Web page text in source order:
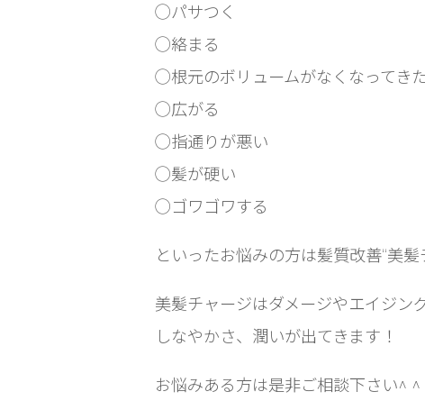
◯パサつく
◯絡まる
◯根元のボリュームがなくなってき
◯広がる
◯指通りが悪い
◯髪が硬い
◯ゴワゴワする
といったお悩みの方は髪質改善“美
美髪チャージはダメージやエイジン
しなやかさ、潤いが出てきます！
お悩みある方は是非ご相談下さい^ ^